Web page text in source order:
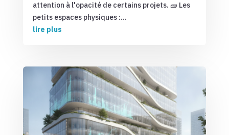
attention à l'opacité de certains projets. 🧱 Les
petits espaces physiques :...
lire plus